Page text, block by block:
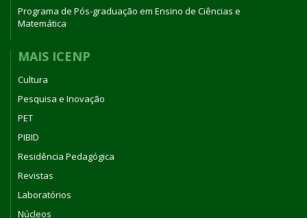
Programa de Pós-graduação em Ensino de Ciências e
Matemática
MAIS ICENP
Cultura
Pesquisa e Inovação
PET
PIBID
Residência Pedagógica
Revistas
Laboratórios
Núcleos